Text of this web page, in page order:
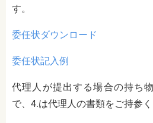
す。
委任状ダウンロード
委任状記入例
代理人が提出する場合の持ち
で、4.は代理人の書類をご持参く